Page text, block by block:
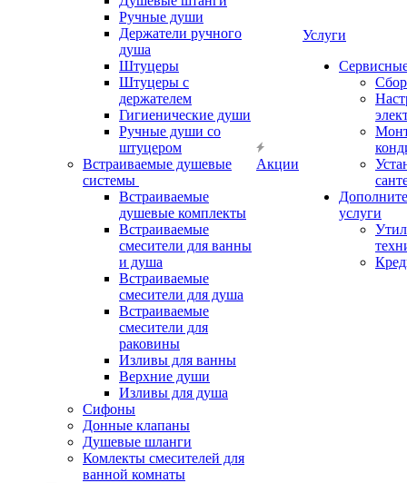
Ручные души
Держатели ручного
душа
Штуцеры
Штуцеры с
держателем
Гигиенические души
Ручные души со
штуцером
Встраиваемые душевые
системы
Встраиваемые
душевые комплекты
Встраиваемые
смесители для ванны
и душа
Встраиваемые
смесители для душа
Встраиваемые
смесители для
раковины
Изливы для ванны
Верхние души
Изливы для душа
Сифоны
Донные клапаны
Душевые шланги
Комлекты смесителей для
ванной комнаты
Акции
Услуги
услуги